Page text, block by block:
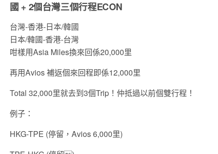
國 + 2個台灣三個行程ECON
台灣-香港-日本/韓國
日本/韓國-香港-台灣
咁樣用Asia Miles換來回係20,000里
再用Avios 補返個來回程即係12,000里
Total 32,000里就去到3個Trip！仲抵過以前個雙行程！
例子：
HKG-TPE (停留，Avios 6,000里)